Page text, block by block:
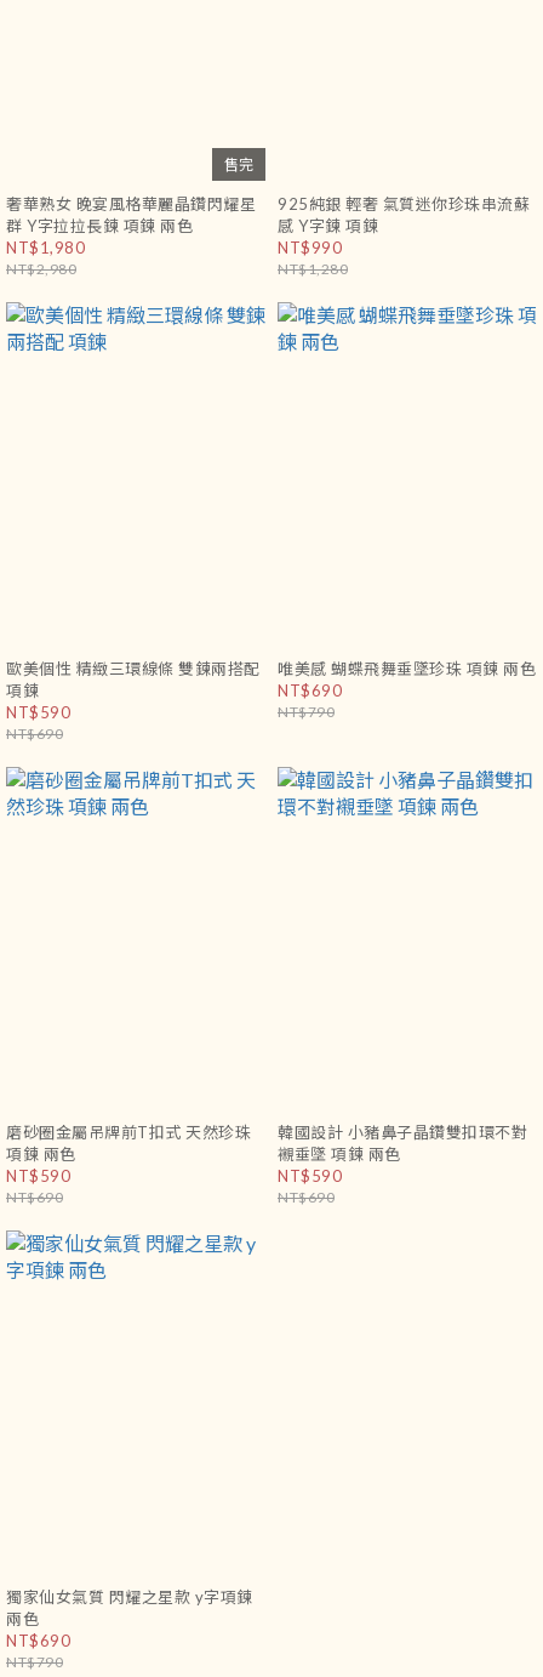
售完
奢華熟女 晚宴風格華麗晶鑽閃耀星
群 Y字拉拉長鍊 項鍊 兩色
NT$1,980
NT$2,980
925純銀 輕奢 氣質迷你珍珠串流蘇
感 Y字鍊 項鍊
NT$990
NT$1,280
歐美個性 精緻三環線條 雙鍊兩搭配
項鍊
NT$590
NT$690
唯美感 蝴蝶飛舞垂墜珍珠 項鍊 兩色
NT$690
NT$790
磨砂圈金屬吊牌前T扣式 天然珍珠
項鍊 兩色
NT$590
NT$690
韓國設計 小豬鼻子晶鑽雙扣環不對
襯垂墜 項鍊 兩色
NT$590
NT$690
獨家仙女氣質 閃耀之星款 y字項鍊
兩色
NT$690
NT$790